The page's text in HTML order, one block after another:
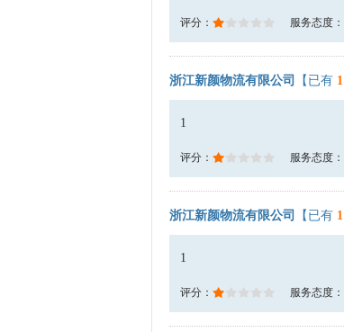
评分： 服务态度：
浙江新颜物流有限公司 【已有 1
1
评分： 服务态度：
浙江新颜物流有限公司 【已有 1
1
评分： 服务态度：